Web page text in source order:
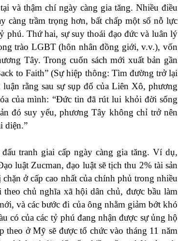
và thậm chí ngày càng gia tăng. Nhiều điều
càng trầm trọng hơn, bất chấp một số nỗ lực
phú. Thứ hai, sự suy thoái đạo đức và luân lý
trào LGBT (hôn nhân đồng giới, v.v.), vốn
Tây. Trong cuốn sách mới xuất bản gần
to Faith” (Sự hiệp thông: Tìm đường trở lại
luận rằng sau sự sụp đổ của Liên Xô, phương
của mình: “Đức tin đã rút lui khỏi đời sống
đó suy yếu, phương Tây không chỉ trở nên
diện.”
tranh giai cấp ngày càng gia tăng. Ví dụ,
luật Zucman, đạo luật sẽ tịch thu 2% tài sản
ở cấp cao nhất của chính phủ trong nhiều
chủ nghĩa xã hội dân chủ, được bầu làm
và các bước đi của ông nhằm giảm bớt khó
có của các tỷ phú đang nhận được sự ủng hộ
ở Mỹ sẽ được tổ chức vào tháng 11 năm